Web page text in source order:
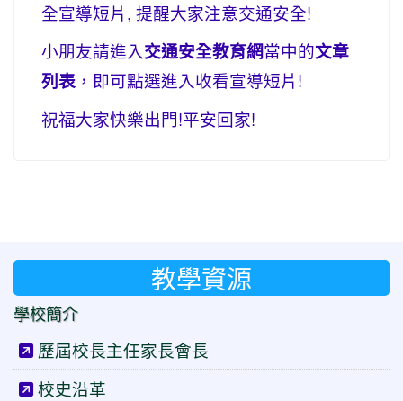
全宣導短片, 提醒大家注意交通安全!
小朋友請進入交通安全教育網當中的文章
列表 ，即可點選進入收看宣導短片!
祝福大家快樂出門!平安回家!
教學資源
學校簡介
歷屆校長主任家長會長
校史沿革